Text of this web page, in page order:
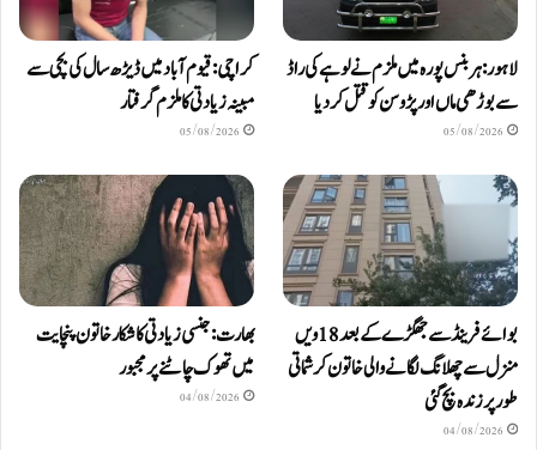
لاہور: ہربنس پورہ میں ملزم نے لوہے کی راڈ
سے بوڑھی ماں اور پڑوسن کو قتل کر دیا
05/08/2026
کراچی: قیوم آباد میں ڈیڑھ سال کی بچی سے
مبینہ زیادتی کا ملزم گرفتار
05/08/2026
بوائے فرینڈ سے جھگڑے کے بعد 18 ویں
منزل سے چھلانگ لگانے والی خاتون کرشماتی
طور پر زندہ بچ گئی
04/08/2026
بھارت: جنسی زیادتی کا شکار خاتون پنچایت
میں تھوک چاٹنے پر مجبور
04/08/2026